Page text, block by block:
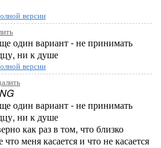
версии
один вариант - не принимать
ни к душе
версии
один вариант - не принимать
ни к душе
как раз в том, что близко
меня касается и что не касается